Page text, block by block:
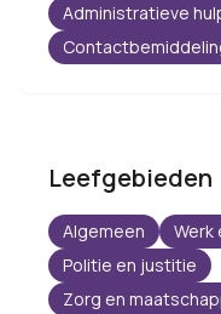
Administratieve
Leefgebieden
Algemeen Werk
Politie en justitie
Zorg en